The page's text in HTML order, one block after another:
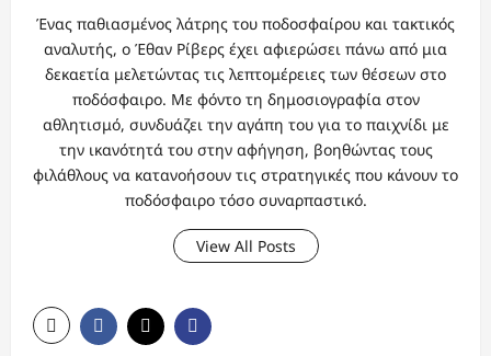
Ένας παθιασμένος λάτρης του ποδοσφαίρου και τακτικός
αναλυτής, ο Έθαν Ρίβερς έχει αφιερώσει πάνω από μια
δεκαετία μελετώντας τις λεπτομέρειες των θέσεων στο
ποδόσφαιρο. Με φόντο τη δημοσιογραφία στον
αθλητισμό, συνδυάζει την αγάπη του για το παιχνίδι με
την ικανότητά του στην αφήγηση, βοηθώντας τους
φιλάθλους να κατανοήσουν τις στρατηγικές που κάνουν το
ποδόσφαιρο τόσο συναρπαστικό.
View All Posts